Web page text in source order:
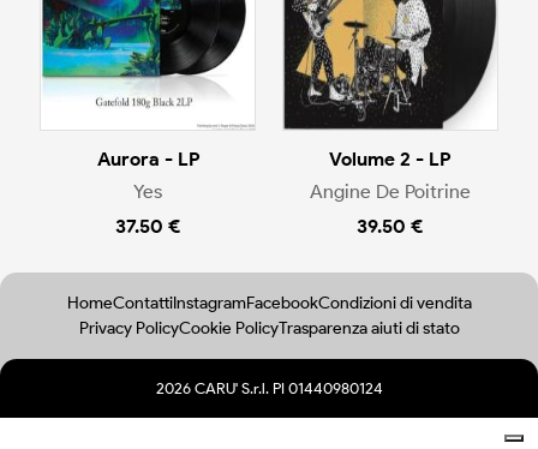
Aurora - LP
Yes
37.50 €
Volume 2 - LP
Angine De Poitrine
39.50 €
HomeContattiInstagramFacebookCondizioni di vendita
Privacy PolicyCookie PolicyTrasparenza aiuti di stato
2026 CARU' S.r.l. PI 01440980124